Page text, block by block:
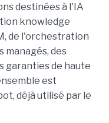
destinées à l'IA
knowledge
de l'orchestration
managés, des
garanties de haute
est
déjà utilisé par le